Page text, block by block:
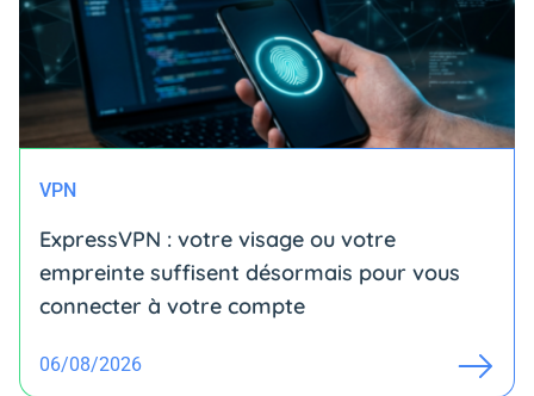
VPN
ExpressVPN : votre visage ou votre
empreinte suffisent désormais pour vous
connecter à votre compte
06/08/2026